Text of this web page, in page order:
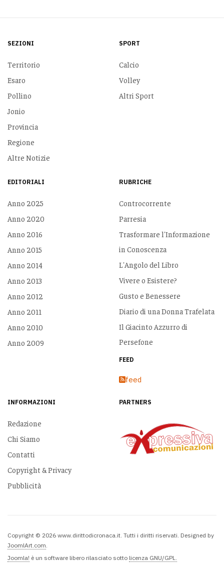
SEZIONI
Territorio
Esaro
Pollino
Jonio
Provincia
Regione
Altre Notizie
SPORT
Calcio
Volley
Altri Sport
EDITORIALI
Anno 2025
Anno 2020
Anno 2016
Anno 2015
Anno 2014
Anno 2013
Anno 2012
Anno 2011
Anno 2010
Anno 2009
RUBRICHE
Controcorrente
Parresia
Trasformare l'Informazione
in Conoscenza
L'Angolo del Libro
Vivere o Esistere?
Gusto e Benessere
Diario di una Donna Trafelata
Il Giacinto Azzurro di
Persefone
FEED
feed
INFORMAZIONI
Redazione
Chi Siamo
Contatti
Copyright & Privacy
Pubblicità
PARTNERS
Copyright © 2026 www.dirittodicronaca.it. Tutti i diritti riservati. Designed by
JoomlArt.com
Joomla! è un software libero rilasciato sotto licenza GNU/GPL.